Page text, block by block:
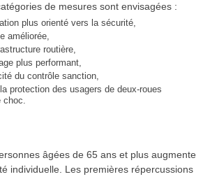
de mesures sont envisagées :
plus orienté vers la sécurité,
améliorée,
routière,
plus performant,
du contrôle sanction,
protection des usagers de deux-roues
choc.
âgées de 65 ans et plus augmente
individuelle. Les premières répercussions